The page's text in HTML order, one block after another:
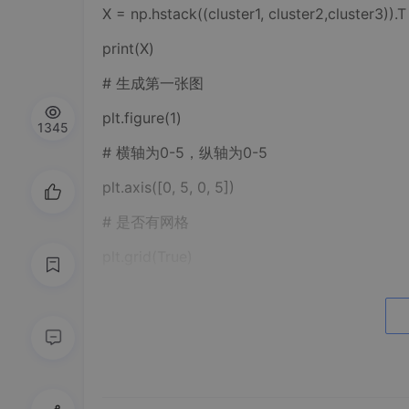
X = np.hstack((cluster1, cluster2,cluster3)).T
print(X)
# 生成第一张图
plt.figure(1)
# 横轴为0-5，纵轴为0-5
plt.axis([0, 5, 0, 5])
# 是否有网格
1345